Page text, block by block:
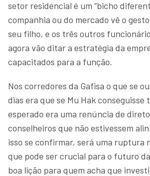
setor residencial é um “bicho
companhia ou do mercado vê o
seu filho, e os três outros
agora vão ditar a estratégia da
capacitados para a função.
Nos corredores da Gafisa o que se
dias era que se Mu Hak conseguisse
esperado era uma renúncia de
conselheiros que não estivessem
isso se confirmar, será uma ruptura
que pode ser crucial para o futuro
boa lição para quem acha que